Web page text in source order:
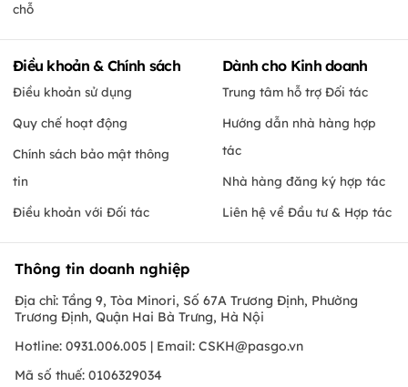
chỗ
Điều khoản & Chính sách
Điều khoản sử dụng
Quy chế hoạt động
Chính sách bảo mật thông
tin
Điều khoản với Đối tác
Dành cho Kinh doanh
Trung tâm hỗ trợ Đối tác
Hướng dẫn nhà hàng hợp
tác
Nhà hàng đăng ký hợp tác
Liên hệ về Đầu tư & Hợp tác
Thông tin doanh nghiệp
Địa chỉ: Tầng 9, Tòa Minori, Số 67A Trương Định, Phường
Trương Định, Quận Hai Bà Trưng, Hà Nội
Hotline: 0931.006.005 | Email: CSKH@pasgo.vn
Mã số thuế: 0106329034